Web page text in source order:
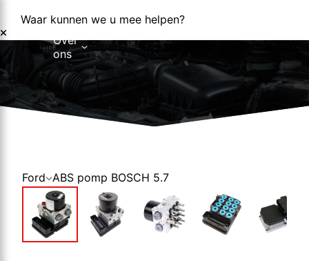
Waar kunnen we u mee helpen?
HomeOver
ons
Over ons
Nieuws
Reparaties Reparatieformulier Foutcodes
Ford ABS pomp BOSCH 5.7